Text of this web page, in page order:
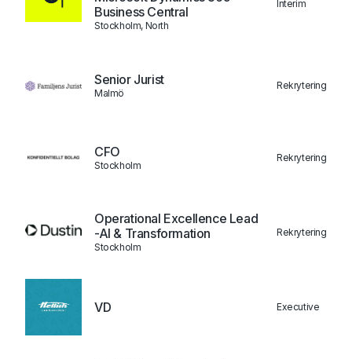
Business Central
Stockholm, North
Interim
Senior Jurist
Malmö
Rekrytering
CFO
Stockholm
Rekrytering
Operational Excellence Lead
-AI & Transformation
Stockholm
Rekrytering
VD Executive